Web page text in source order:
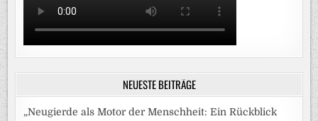
NEUESTE BEITRÄGE
„Neugierde als Motor der Menschheit: Ein Rückblick